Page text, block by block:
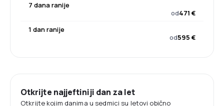
7 dana ranije
od471 €
1 dan ranije
od595 €
Otkrijte najjeftiniji dan za let
Otkrijte kojim danima u sedmici su letovi obično